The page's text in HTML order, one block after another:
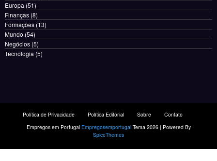
Europa (51)
Finanças (8)
Formações (13)
Mundo (54)
Negócios (5)
Tecnologia (5)
Política de Privacidade Política Editorial Sobre
Contato
Empregos em Portugal EmpregosemportugalTema 2026 | Powered By
SpiceThemes